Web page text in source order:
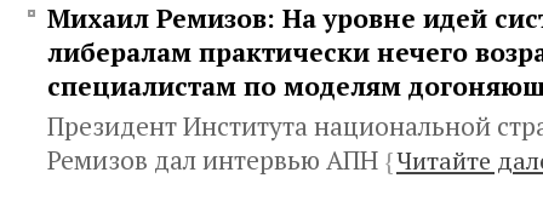
Михаил Ремизов: На уровне идей
либералам практически нечего
специалистам по моделям
Президент Института национальной
Ремизов дал интервью АПН {Читайте